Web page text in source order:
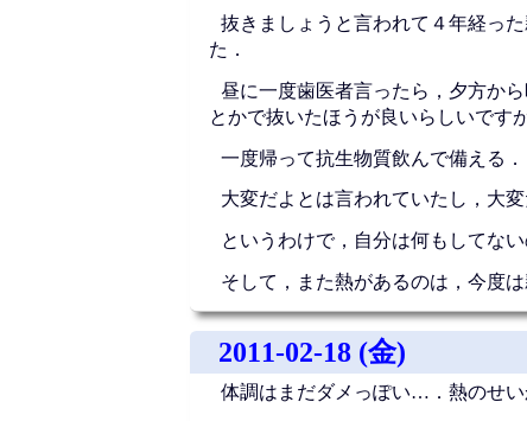
抜きましょうと言われて４年経っ
た．
昼に一度歯医者言ったら，夕方か
とかで抜いたほうが良いらしいです
一度帰って抗生物質飲んで備える．
大変だよとは言われていたし，大
というわけで，自分は何もしてな
そして，また熱があるのは，今度
2011-02-18 (金)
体調はまだダメっぽい…．熱のせい